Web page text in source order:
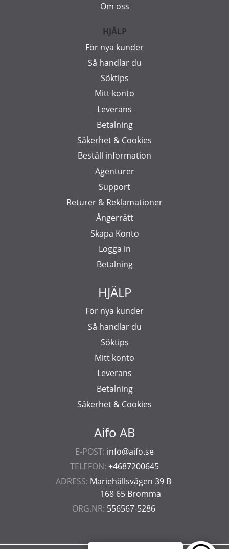
Aifo AB
E-POST: info@aifo.se
TELEFON: +4687200645
ADRESS: Mariehällsvägen 39 B
168 65 Bromma
ORG.NR: 556567-5286
Om oss
HJÄLP
För nya kunder
Så handlar du
Söktips
Mitt konto
Leverans
Betalning
Säkerhet & Cookies
Beställ information
Agenturer
Support
Returer & Reklamationer
Ångerrätt
Skapa Konto
Logga in
Betalning
HJÄLP
För nya kunder
Så handlar du
Söktips
Mitt konto
Leverans
Betalning
Säkerhet & Cookies